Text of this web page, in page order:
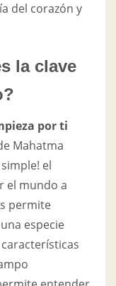
del corazón y
la clave
por ti
Mahatma
el
el mundo a
permite
especie